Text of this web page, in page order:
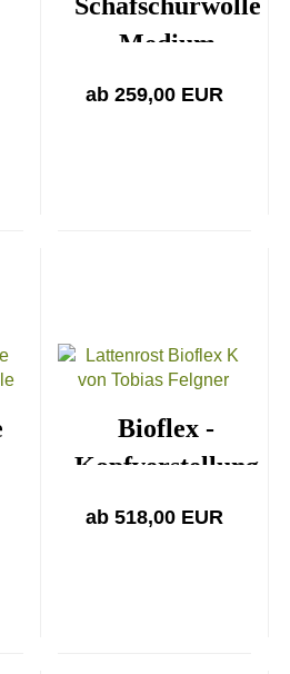
Medium
ab 259,00 EUR
Bioflex -
Kopfverstellung
ab 518,00 EUR